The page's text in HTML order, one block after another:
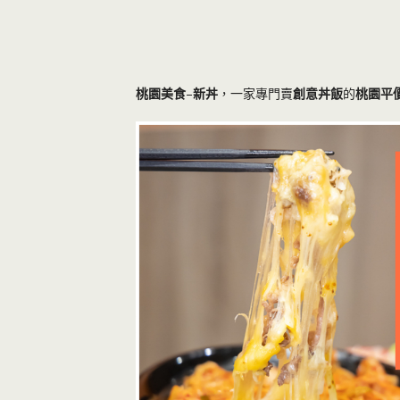
桃園美食–新丼 ，一家專門賣創意丼飯的桃園平